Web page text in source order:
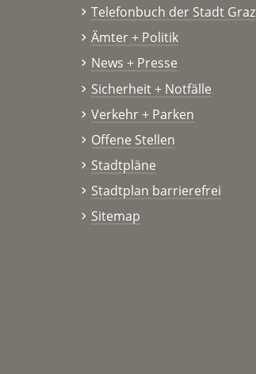
Telefonbuch der Stadt Graz
Ämter + Politik
News + Presse
Sicherheit + Notfälle
Verkehr + Parken
Offene Stellen
Stadtpläne
Stadtplan barrierefrei
Sitemap